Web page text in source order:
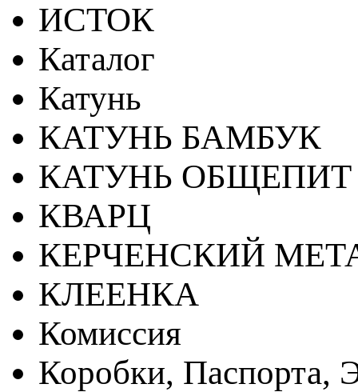
ИСТОК
Каталог
Катунь
КАТУНЬ БАМБУК
КАТУНЬ ОБЩЕПИТ
КВАРЦ
КЕРЧЕНСКИЙ
КЛЕЕНКА
Комиссия
Коробки, Паспорта,